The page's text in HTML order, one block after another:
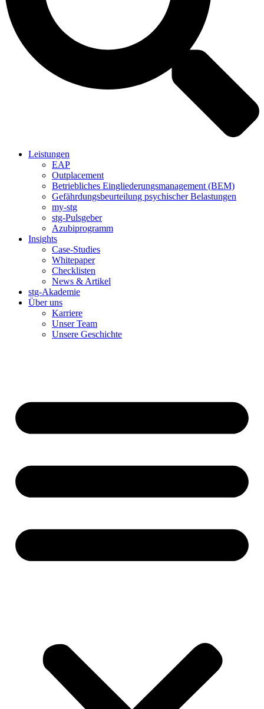
Leistungen
EAP
Outplacement
Betriebliches Eingliederungsmanagement (BEM)
Gefährdungsbeurteilung psychischer Belastungen
my-stg
stg-Pulsgeber
Azubiprogramm
Insights
Case-Studies
Whitepaper
Checklisten
News & Artikel
stg-Akademie
Über uns
Karriere
Unser Team
Unsere Geschichte